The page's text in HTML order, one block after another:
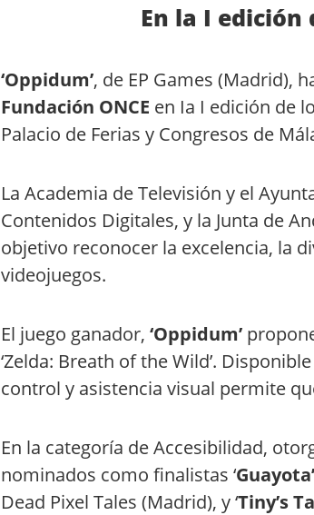
En la I edición
‘Oppidum’, de EP Games (Madrid),
Fundación ONCE en Ia I edición de
Palacio de Ferias y Congresos de
La Academia de Televisión y el
Contenidos Digitales, y la Junta de
objetivo reconocer la excelencia, la
videojuegos.
El juego ganador, ‘Oppidum’
‘Zelda: Breath of the Wild’.
control y asistencia visual permite
En la categoría de Accesibilidad,
nominados como finalistas ‘Guayota’
Dead Pixel Tales (Madrid), y ‘Tiny’s